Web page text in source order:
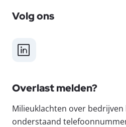
Volg ons
LinkedIn
Overlast melden?
Milieuklachten over
onderstaand